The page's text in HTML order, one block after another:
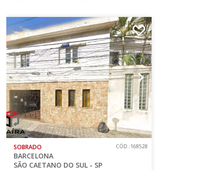
SOBRADO
BARCELONA
SÃO CAETANO DO SUL - SP
CÓD.:168528